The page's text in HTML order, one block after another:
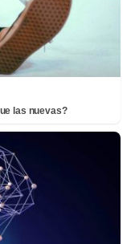
las nuevas?